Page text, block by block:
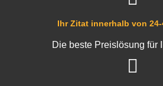
Ihr Zitat innerhalb von
Die beste Preislösung für